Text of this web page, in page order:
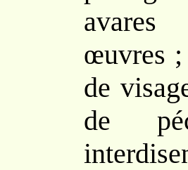
œuvres ;
de
de